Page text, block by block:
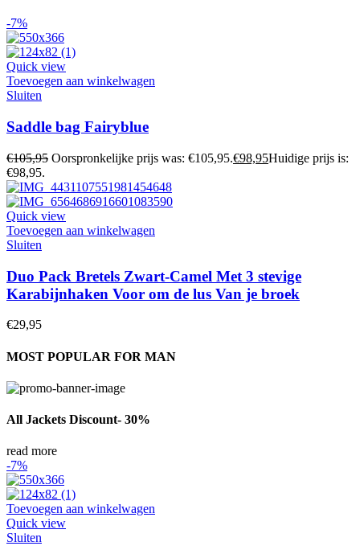
-7%
Quick view
Toevoegen aan winkelwagen
Sluiten
Saddle bag Fairyblue
€105,95 Oorspronkelijke prijs was: €105,95.€98,95Huidige prijs is:
€98,95.
Quick view
Toevoegen aan winkelwagen
Sluiten
Duo Pack Bretels Zwart-Camel Met 3 stevige
Karabijnhaken Voor om de lus Van je broek
€29,95
MOST POPULAR FOR MAN
All Jackets Discount- 30%
read more
-7%
Toevoegen aan winkelwagen
Quick view
Sluiten